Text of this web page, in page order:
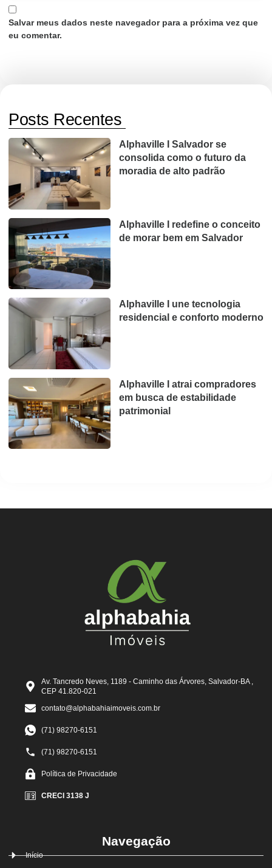
Salvar meus dados neste navegador para a próxima vez que
eu comentar.
Posts Recentes
Alphaville I Salvador se
consolida como o futuro da
moradia de alto padrão
Alphaville I redefine o conceito
de morar bem em Salvador
Alphaville I une tecnologia
residencial e conforto moderno
Alphaville I atrai compradores
em busca de estabilidade
patrimonial
Av. Tancredo Neves, 1189 - Caminho das Árvores, Salvador-BA ,
CEP 41.820-021
contato@alphabahiaimoveis.com.br
(71) 98270-6151
(71) 98270-6151
Política de Privacidade
CRECI 3138 J
Navegação
Início